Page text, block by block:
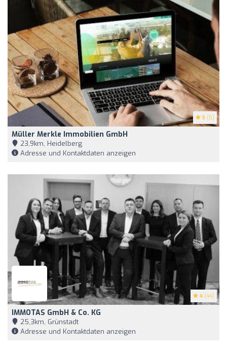
5 (5)
Müller Merkle Immobilien GmbH
23,9km, Heidelberg
Adresse und Kontaktdaten anzeigen
4 (44)
IMMOTAS GmbH & Co. KG
25,3km, Grünstadt
Adresse und Kontaktdaten anzeigen